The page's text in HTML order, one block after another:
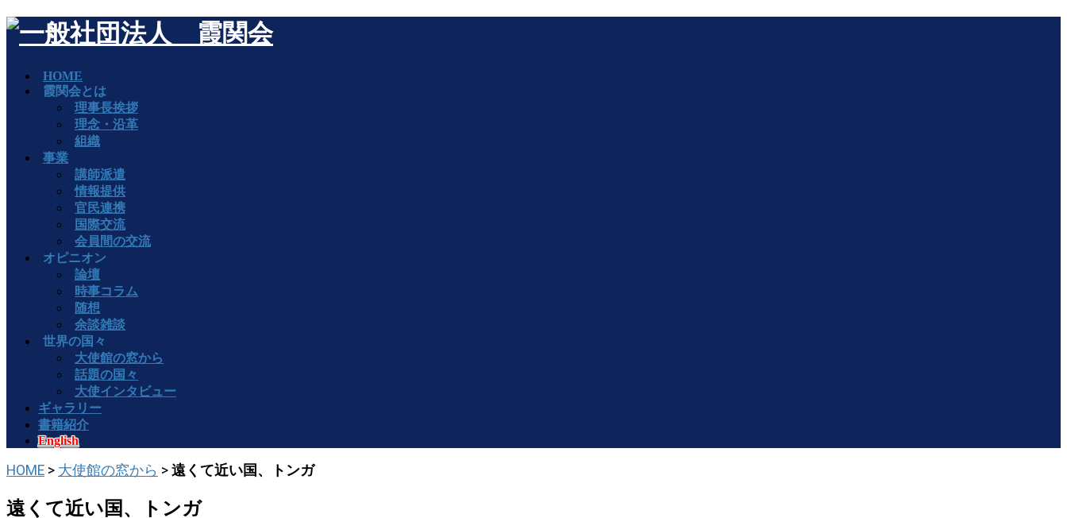
HOME
霞関会とは
理事長挨拶
理念・沿革
組織
事業
講師派遣
情報提供
官民連携
国際交流
会員間の交流
オピニオン
論壇
時事コラム
随想
余談雑談
世界の国々
大使館の窓から
話題の国々
大使インタビュー
ギャラリー
書籍紹介
English
HOME > 大使館の窓から > 遠くて近い国、トンガ
遠くて近い国、トンガ